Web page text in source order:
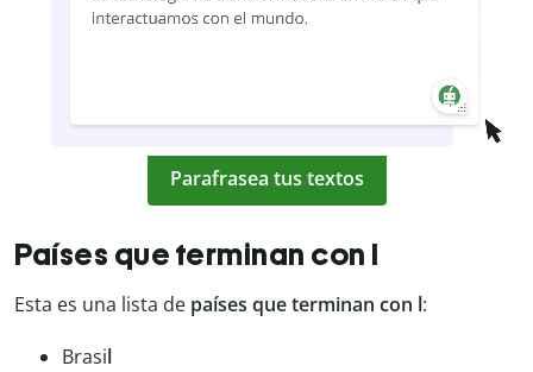
Parafrasea tus textos
Países que terminan con l
Esta es una lista de países que terminan con l:
Brasil